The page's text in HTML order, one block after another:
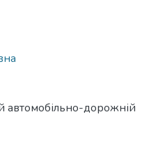
автомобільно-дорожній